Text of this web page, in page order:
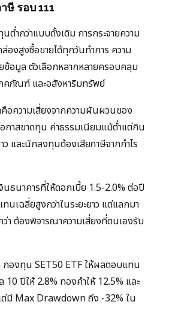
ษี รอบ 111
ต่ำกว่าแบบดั้งเดิม การกระจายความ
องสูงซื้อขายได้ทุกวันทำการ ความ
ข้อมูล ตัวเลือกหลากหลายครอบคลุม
ภัณฑ์ และอสังหาริมทรัพย์
อความเสี่ยงจากความผันผวนของ
าสขาดทุน ค่าธรรมเนียมแม้ต่ำแต่กิน
และนักลงทุนต้องเสียภาษีจากกำไร
นธนาคารที่ให้ดอกเบี้ย 1.5-2.0% ต่อปี
เฉลี่ยสูงกว่าในระยะยาว แต่แลกมา
า ต้องพิจารณาความเสี่ยงที่ตนเองรับ
กองทุน SET50 ETF ให้ผลตอบแทน
ปีให้ 2.8% ทองคำให้ 12.5% และ
มี Max Drawdown ถึง -32% ใน